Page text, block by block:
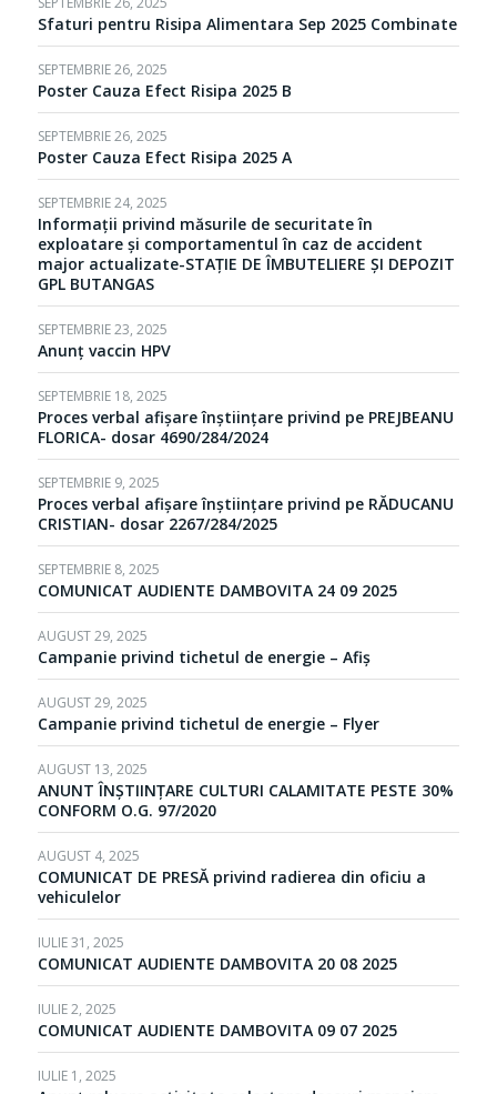
Sfaturi pentru Risipa Alimentara Sep 2025 Combinate
SEPTEMBRIE 26, 2025
Poster Cauza Efect Risipa 2025 B
SEPTEMBRIE 26, 2025
Poster Cauza Efect Risipa 2025 A
SEPTEMBRIE 24, 2025
Informații privind măsurile de securitate în
exploatare și comportamentul în caz de accident
major actualizate-STAȚIE DE ÎMBUTELIERE ȘI DEPOZIT
GPL BUTANGAS
SEPTEMBRIE 23, 2025
Anunț vaccin HPV
SEPTEMBRIE 18, 2025
Proces verbal afișare înștiințare privind pe PREJBEANU
FLORICA- dosar 4690/284/2024
SEPTEMBRIE 9, 2025
Proces verbal afișare înștiințare privind pe RĂDUCANU
CRISTIAN- dosar 2267/284/2025
SEPTEMBRIE 8, 2025
COMUNICAT AUDIENTE DAMBOVITA 24 09 2025
AUGUST 29, 2025
Campanie privind tichetul de energie – Afiș
AUGUST 29, 2025
Campanie privind tichetul de energie – Flyer
AUGUST 13, 2025
ANUNT ÎNȘTIINȚARE CULTURI CALAMITATE PESTE 30%
CONFORM O.G. 97/2020
AUGUST 4, 2025
COMUNICAT DE PRESĂ privind radierea din oficiu a
vehiculelor
IULIE 31, 2025
COMUNICAT AUDIENTE DAMBOVITA 20 08 2025
IULIE 2, 2025
COMUNICAT AUDIENTE DAMBOVITA 09 07 2025
IULIE 1, 2025